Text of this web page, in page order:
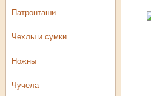
Патронташи
Чехлы и сумки
Ножны
Чучела